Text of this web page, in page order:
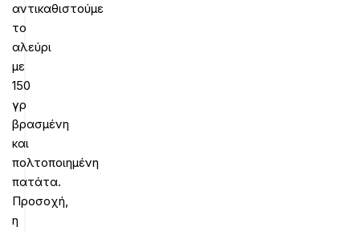
αντικαθιστούμε
το
αλεύρι
με
150
γρ
βρασμένη
και
πολτοποιημένη
πατάτα.
Προσοχή,
η